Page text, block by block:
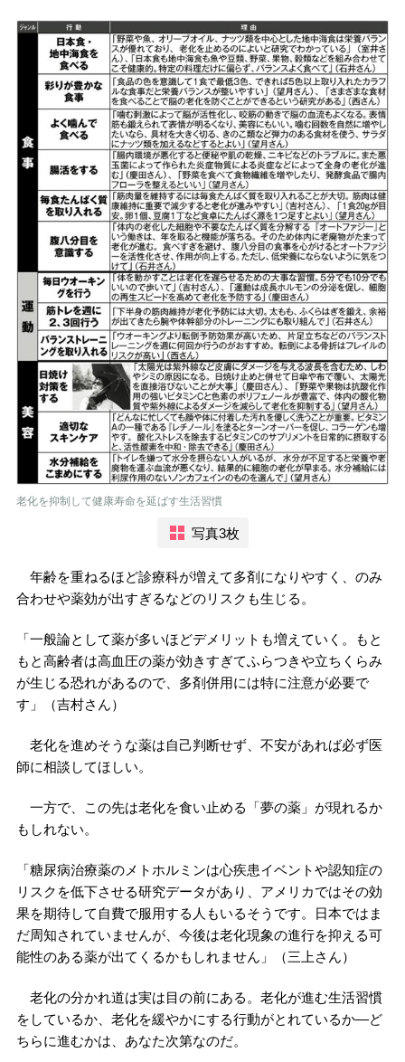
老化を抑制して健康寿命を延ばす生活習慣
写真3枚
年齢を重ねるほど診療科が増えて多剤になりやすく、のみ
合わせや薬効が出すぎるなどのリスクも生じる。
「一般論として薬が多いほどデメリットも増えていく。もと
もと高齢者は高血圧の薬が効きすぎてふらつきや立ちくらみ
が生じる恐れがあるので、多剤併用には特に注意が必要で
す」（吉村さん）
老化を進めそうな薬は自己判断せず、不安があれば必ず医
師に相談してほしい。
一方で、この先は老化を食い止める「夢の薬」が現れるか
もしれない。
「糖尿病治療薬のメトホルミンは心疾患イベントや認知症の
リスクを低下させる研究データがあり、アメリカではその効
果を期待して自費で服用する人もいるそうです。日本ではま
だ周知されていませんが、今後は老化現象の進行を抑える可
能性のある薬が出てくるかもしれません」（三上さん）
老化の分かれ道は実は目の前にある。老化が進む生活習慣
をしているか、老化を緩やかにする行動がとれているか—ど
ちらに進むかは、あなた次第なのだ。